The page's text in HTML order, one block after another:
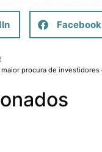
Facebook